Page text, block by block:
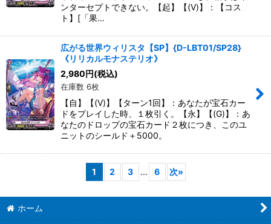
ンターセプトできない。【起】【(V)】：【コス
ト】[「果…
広がる世界ウィリスタ【SP】{D-LBT01/SP28}
《リリカルモナステリオ》
2,980円(税込)
在庫数 6枚
【自】【(V)】【ターン1回】：あなたが宝石カー
ドをプレイした時、１枚引く。【永】【(G)】：あ
なたのドロップの宝石カード２枚につき、このユ
ニットのシールド＋5000。
1 2 3 ... 6 次»
ホーム